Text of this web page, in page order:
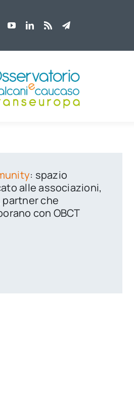
: spazio
alle associazioni,
partner che
con OBCT